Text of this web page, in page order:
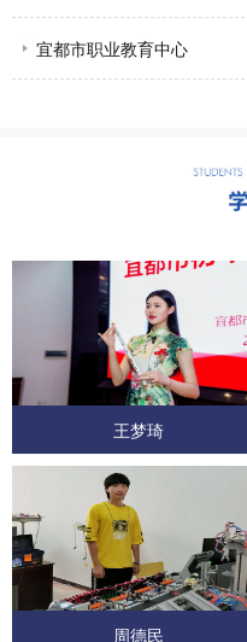
宜都市职业教育中心
王梦琦
周德民